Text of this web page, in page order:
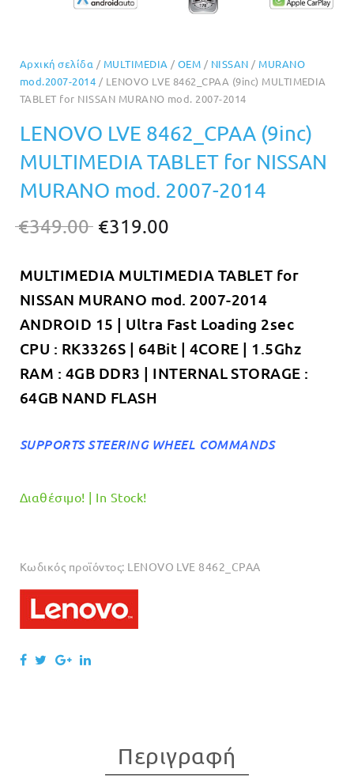
Αρχική σελίδα / MULTIMEDIA / OEM / NISSAN / MURANO
mod.2007-2014 / LENOVO LVE 8462_CPAA (9inc) MULTIMEDIA
TABLET for NISSAN MURANO mod. 2007-2014
LENOVO LVE 8462_CPAA (9inc)
MULTIMEDIA TABLET for NISSAN
MURANO mod. 2007-2014
€349.00 Original
was:
€349.00.
€319.00
τιμή
είναι:
€319.00.
MULTIMEDIA MULTIMEDIA TABLET for
NISSAN MURANO mod. 2007-2014
ANDROID 15 | Ultra Fast Loading 2sec
CPU : RK3326S | 64Bit | 4CORE | 1.5Ghz
RAM : 4GB DDR3 | INTERNAL STORAGE :
64GB NAND FLASH
SUPPORTS STEERING WHEEL COMMANDS
Διαθέσιμο! | In Stock!
Κωδικός προϊόντος: LENOVO LVE 8462_CPAA
Περιγραφή